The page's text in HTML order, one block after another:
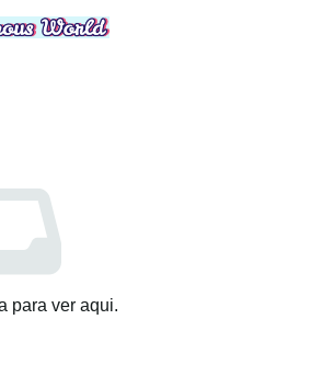
para ver aqui.